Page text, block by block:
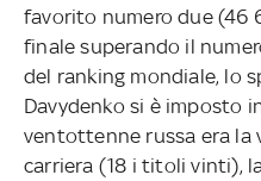
favorito numero due (46
finale superando il
del ranking mondiale, lo
Davydenko si è imposto
ventottenne russa era la
carriera (18 i titoli vinti),